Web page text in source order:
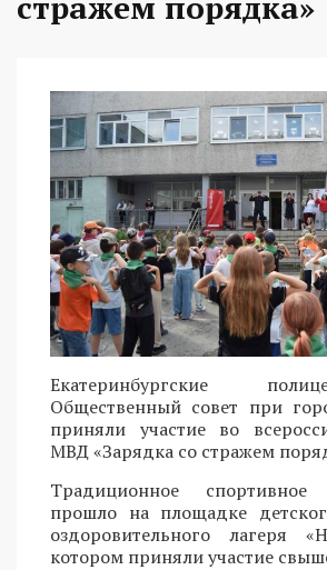
Екатеринбургские
Общественный совет при
приняли участие во
МВД «Зарядка со стражем
Традиционное спортивное
прошло на площадке
оздоровительного лагеря
котором приняли участие